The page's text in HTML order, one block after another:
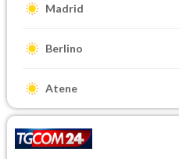
Madrid
Berlino
Atene